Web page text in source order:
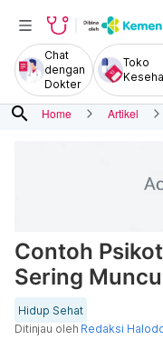
Chat
dengan
Dokter
Toko
search Home Artikel
Contoh
Sering
Hidup Sehat
Ditinjau oleh Redaksi